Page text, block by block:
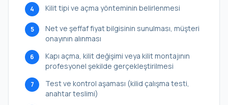
4 Kilit tipi ve açma yönteminin belirlenmesi
5
Net ve şeffaf fiyat bilgisinin sunulması, müşteri
onayının alınması
6
Kapı açma, kilit değişimi veya kilit montajının
profesyonel şekilde gerçekleştirilmesi
7
Test ve kontrol aşaması (kilid çalışma testi,
anahtar teslimi)